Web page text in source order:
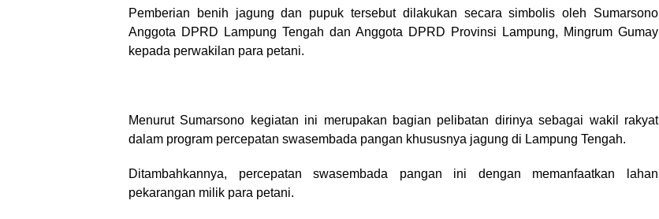
Pemberian benih jagung dan pupuk tersebut dilakukan secara simbolis oleh Sumarsono
Anggota DPRD Lampung Tengah dan Anggota DPRD Provinsi Lampung, Mingrum Gumay
kepada perwakilan para petani.
Menurut Sumarsono kegiatan ini merupakan bagian pelibatan dirinya sebagai wakil rakyat
dalam program percepatan swasembada pangan khususnya jagung di Lampung Tengah.
Ditambahkannya, percepatan swasembada pangan ini dengan memanfaatkan lahan
pekarangan milik para petani.